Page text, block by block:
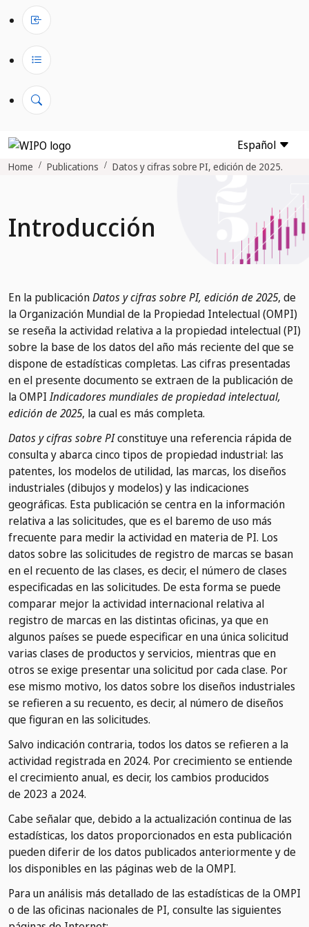
Español
Home Publications Datos y cifras sobre PI, edición de 2025.
Introducción
En la publicaciónDatos y cifras sobre PI, edición de 2025, de
la Organización Mundial de la Propiedad Intelectual (OMPI)
se reseña la actividad relativa a la propiedad intelectual (PI)
sobre la base de los datos del año más reciente del que se
dispone de estadísticas completas. Las cifras presentadas
en el presente documento se extraen de la publicación de
la OMPIIndicadores mundiales de propiedad intelectual,
edición de 2025, la cual es más completa.
Datos y cifras sobre PIconstituye una referencia rápida de
consulta y abarca cinco tipos de propiedad industrial: las
patentes, los modelos de utilidad, las marcas, los diseños
industriales (dibujos y modelos) y las indicaciones
geográficas. Esta publicación se centra en la información
relativa a las solicitudes, que es el baremo de uso más
frecuente para medir la actividad en materia de PI. Los
datos sobre las solicitudes de registro de marcas se basan
en el recuento de las clases, es decir, el número de clases
especificadas en las solicitudes. De esta forma se puede
comparar mejor la actividad internacional relativa al
registro de marcas en las distintas oficinas, ya que en
algunos países se puede especificar en una única solicitud
varias clases de productos y servicios, mientras que en
otros se exige presentar una solicitud por cada clase. Por
ese mismo motivo, los datos sobre los diseños industriales
se refieren a su recuento, es decir, al número de diseños
que figuran en las solicitudes.
Salvo indicación contraria, todos los datos se refieren a la
actividad registrada en 2024. Por crecimiento se entiende
el crecimiento anual, es decir, los cambios producidos
de 2023 a 2024.
Cabe señalar que, debido a la actualización continua de las
estadísticas, los datos proporcionados en esta publicación
pueden diferir de los datos publicados anteriormente y de
los disponibles en las páginas web de la OMPI.
Para un análisis más detallado de las estadísticas de la OMPI
o de las oficinas nacionales de PI, consulte las siguientes